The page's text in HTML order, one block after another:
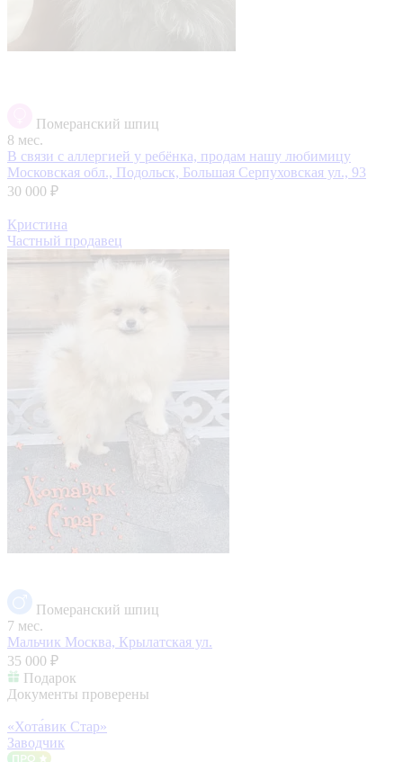
Померанский шпиц
8 мес.
В связи с аллергией у ребёнка, продам нашу любимицу
Московская обл., Подольск, Большая Серпуховская ул., 93
30 000 ₽
Кристина
Частный продавец
Померанский шпиц
7 мес.
Мальчик Москва, Крылатская ул.
35 000 ₽
Подарок
Документы проверены
«Хота́вик Стар»
Заводчик